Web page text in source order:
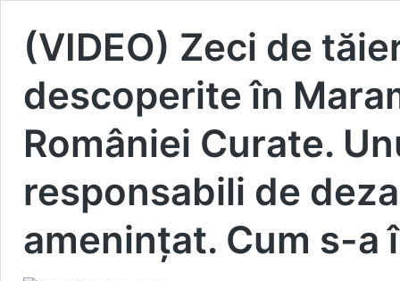
(VIDEO) Zeci de
descoperite în
României Curate.
responsabili de
amenințat. Cum s-a